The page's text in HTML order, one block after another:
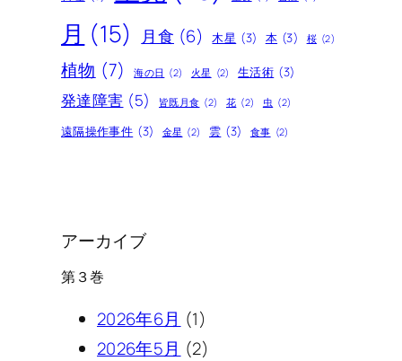
月 (15) 月食 (6) 木星 (3) 本 (3) 桜 (2)
植物 (7) 海の日 (2) 火星 (2) 生活術 (3)
発達障害 (5) 皆既月食 (2) 花 (2) 虫 (2)
遠隔操作事件 (3) 金星 (2) 雲 (3) 食事 (2)
アーカイブ
第３巻
2026年6月 (1)
2026年5月 (2)